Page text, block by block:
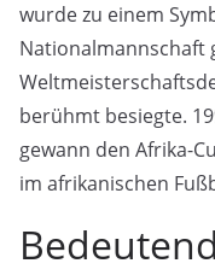
wurde zu einem
Nationalmannschaft
berühmt besiegte.
gewann den Afrika-
im afrikanischen